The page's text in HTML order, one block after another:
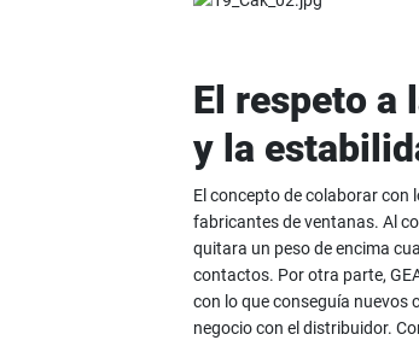
El respeto a
y la
El concepto de colaborar con
fabricantes de ventanas. Al
quitara un peso de encima
contactos. Por otra parte,
con lo que conseguía nuevos
negocio con el distribuidor.